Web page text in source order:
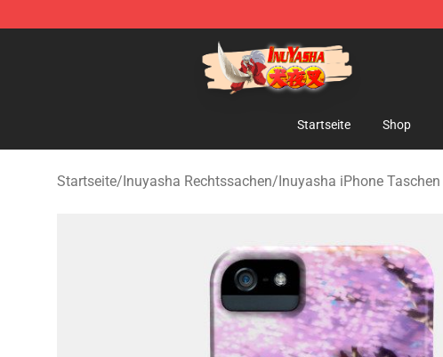
Inuyasha Store - Official Inuyasha Merchandise Shop
Startseite Shop
Startseite/Inuyasha Rechtssachen/Inuyasha iPhone Taschen